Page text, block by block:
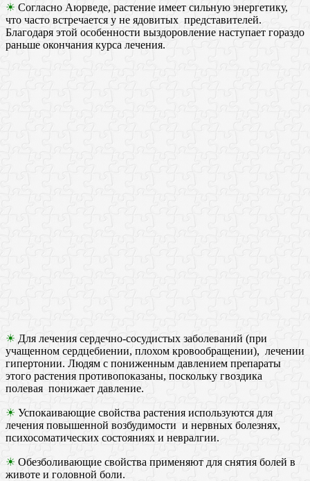
☀ Согласно Аюрведе, растение имеет сильную энергетику,
что часто встречается у не ядовитых представителей.
Благодаря этой особенности выздоровление наступает гораздо
раньше окончания курса лечения.
☀ Для лечения сердечно-сосудистых заболеваний (при
учащенном сердцебиении, плохом кровообращении), лечении
гипертонии. Людям с пониженным давлением препараты
этого растения противопоказаны, поскольку гвоздика
полевая понижает давление.
☀ Успокаивающие свойства растения используются для
лечения повышенной возбудимости и нервных болезнях,
психосоматических состояниях и невралгии.
☀ Обезболивающие свойства применяют для снятия болей в
животе и головной боли.